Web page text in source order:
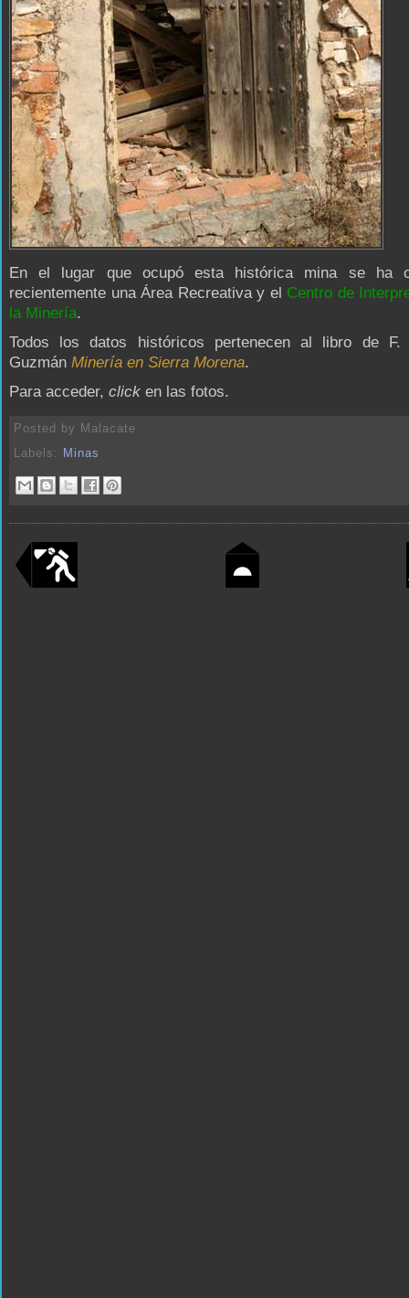
En el lugar que ocupó esta histórica mina se ha
recientemente una Área Recreativa y el Centro de
la Minería.
Todos los datos históricos pertenecen al libro de F.
Guzmán Minería en Sierra Morena.
Para acceder, click en las fotos.
Posted by Malacate
Labels:
Minas